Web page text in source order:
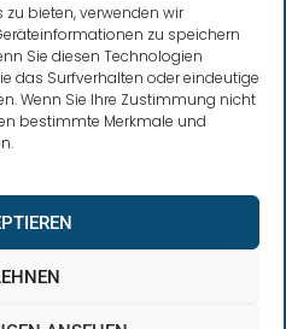
bieten, verwenden wir
zu speichern
Sie diesen Technologien
das Surfverhalten oder eindeutige
Wenn Sie Ihre Zustimmung nicht
bestimmte Merkmale und